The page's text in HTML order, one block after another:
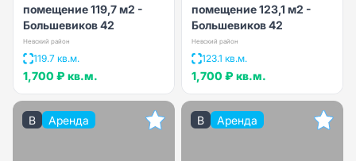
помещение 119,7 м2 -
Большевиков 42
Невский район
119.7 кв.м.
1,700 ₽ кв.м.
помещение 123,1 м2 -
Большевиков 42
Невский район
123.1 кв.м.
1,700 ₽ кв.м.
B Аренда B Аренда